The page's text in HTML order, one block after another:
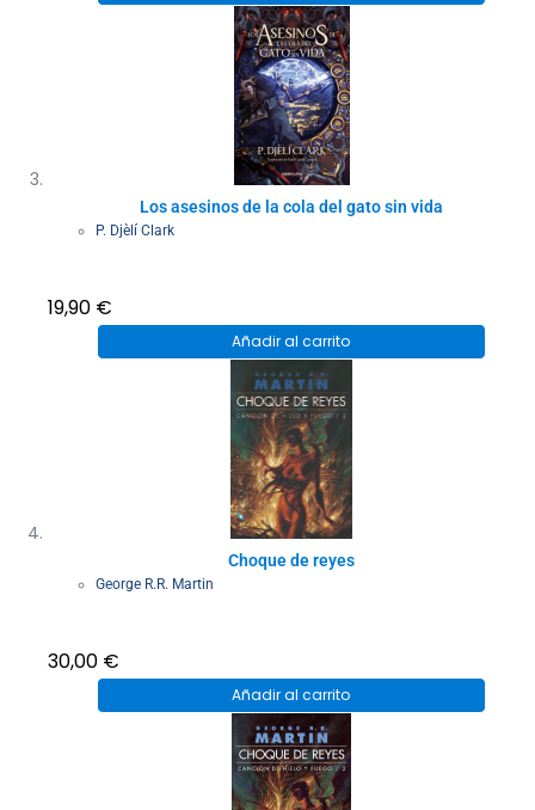
Los asesinos de la cola del gato sin vida
P. Djèlí Clark
19,90 €
Añadir al carrito
Choque de reyes
George R.R. Martin
30,00 €
Añadir al carrito